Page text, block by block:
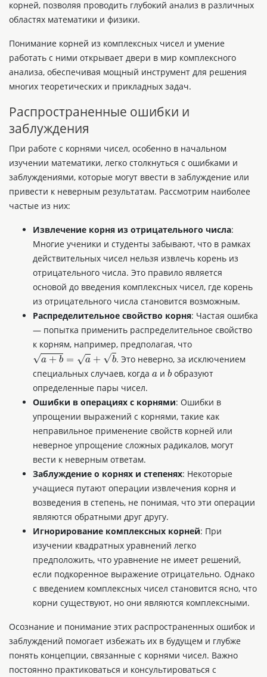
корней, позволяя проводить глубокий анализ в различных
областях математики и физики.
Понимание корней из комплексных чисел и умение
работать с ними открывает двери в мир комплексного
анализа, обеспечивая мощный инструмент для решения
многих теоретических и прикладных задач.
Распространенные ошибки и
заблуждения
При работе с корнями чисел, особенно в начальном
изучении математики, легко столкнуться с ошибками и
заблуждениями, которые могут ввести в заблуждение или
привести к неверным результатам. Рассмотрим наиболее
частые из них:
Извлечение корня из отрицательного числа:
Многие ученики и студенты забывают, что в рамках
действительных чисел нельзя извлечь корень из
отрицательного числа. Это правило является
основой до введения комплексных чисел, где корень
из отрицательного числа становится возможным.
Распределительное свойство корня: Частая ошибка
— попытка применить распределительное свойство
к корням, например, предполагая, что
a +b=a+b
. Это неверно, за исключением
специальных случаев, когда
a
и
b
образуют
определенные пары чисел.
Ошибки в операциях с корнями: Ошибки в
упрощении выражений с корнями, такие как
неправильное применение свойств корней или
неверное упрощение сложных радикалов, могут
вести к неверным ответам.
Заблуждение о корнях и степенях: Некоторые
учащиеся путают операции извлечения корня и
возведения в степень, не понимая, что эти операции
являются обратными друг другу.
Игнорирование комплексных корней: При
изучении квадратных уравнений легко
предположить, что уравнение не имеет решений,
если подкоренное выражение отрицательно. Однако
с введением комплексных чисел становится ясно, что
корни существуют, но они являются комплексными.
Осознание и понимание этих распространенных ошибок и
заблуждений помогает избежать их в будущем и глубже
понять концепции, связанные с корнями чисел. Важно
постоянно практиковаться и консультироваться с